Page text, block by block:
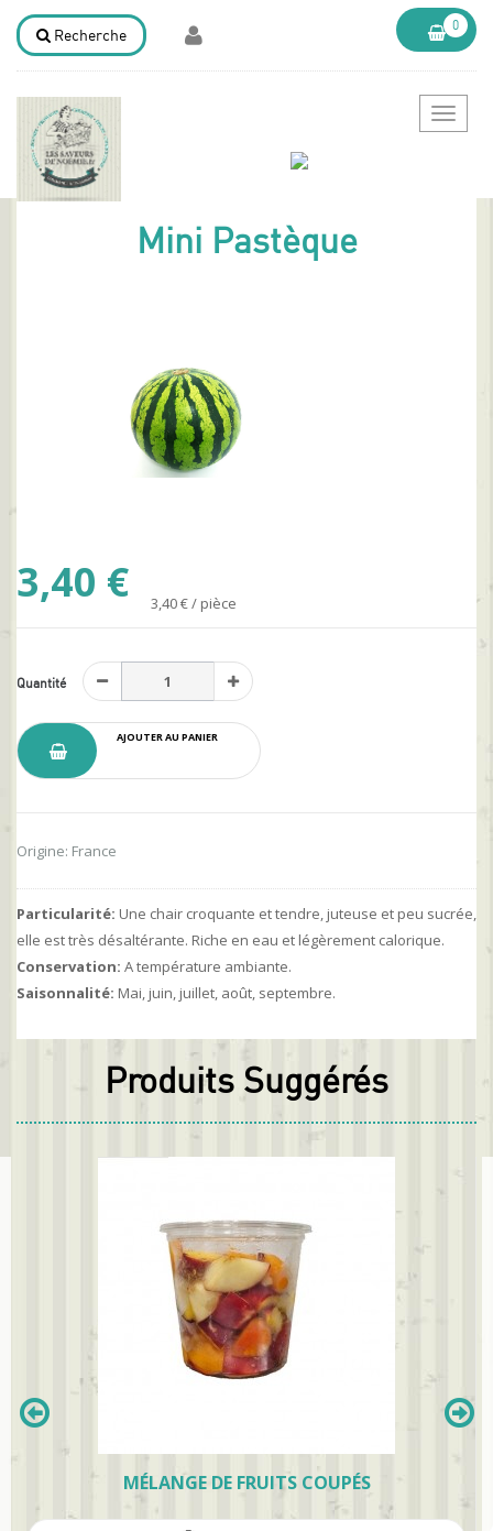
Recherche
0
Mini Pastèque
3,40 € 3,40 € / pièce
Quantité
AJOUTER AU PANIER
Origine: France
Particularité: Une chair croquante et tendre, juteuse et peu sucrée,
elle est très désaltérante. Riche en eau et légèrement calorique.
Conservation: A température ambiante.
Saisonnalité: Mai, juin, juillet, août, septembre.
Produits Suggérés
MÉLANGE DE FRUITS COUPÉS